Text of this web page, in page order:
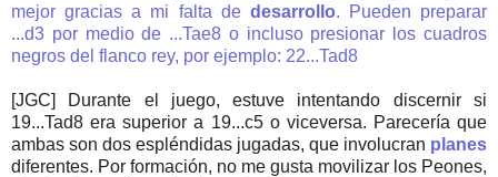
mejor gracias a mi falta de desarrollo. Pueden preparar
...d3 por medio de ...Tae8 o incluso presionar los cuadros
negros del flanco rey, por ejemplo: 22...Tad8
[JGC] Durante el juego, estuve intentando discernir si
19...Tad8 era superior a 19...c5 o viceversa. Parecería que
ambas son dos espléndidas jugadas, que involucran planes
diferentes. Por formación, no me gusta movilizar los Peones,